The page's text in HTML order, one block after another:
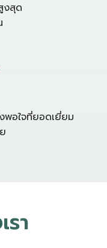
งสุด
พอใจที่ยอดเยี่ยม
า